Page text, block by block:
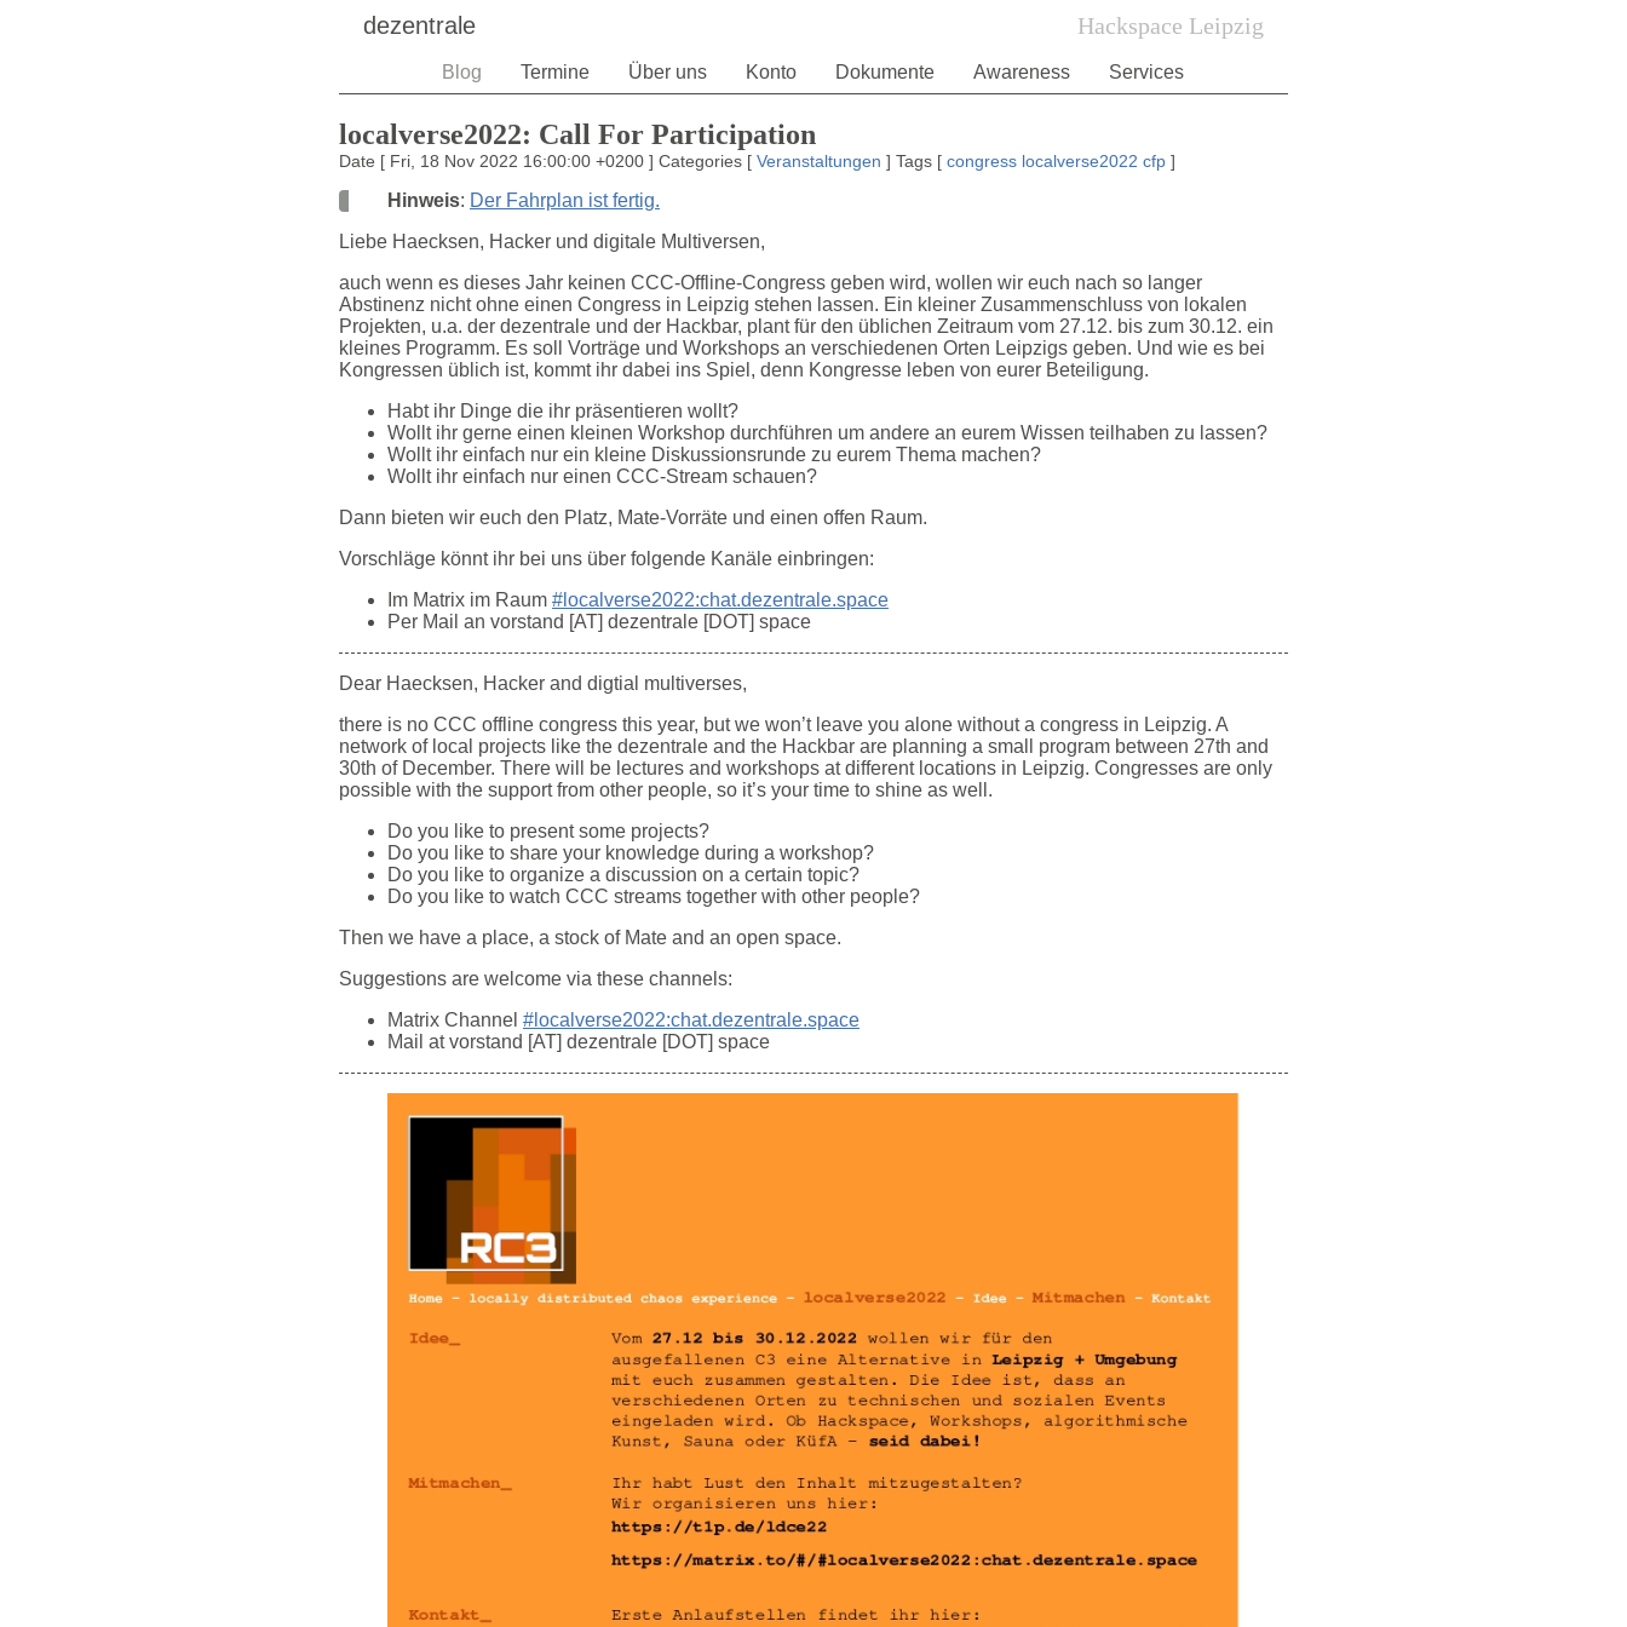
dezentrale Hackspace Leipzig
Blog Termine Über uns Konto Dokumente Awareness Services
localverse2022: Call For Participation
Date [ Fri, 18 Nov 2022 16:00:00 +0200 ] Categories[ Veranstaltungen ] Tags[ congress localverse2022 cfp]
Hinweis: Der Fahrplan ist fertig.
Liebe Haecksen, Hacker und digitale Multiversen,
auch wenn es dieses Jahr keinen CCC-Offline-Congress geben wird, wollen wir euch nach so langer
Abstinenz nicht ohne einen Congress in Leipzig stehen lassen. Ein kleiner Zusammenschluss von lokalen
Projekten, u.a. der dezentrale und der Hackbar, plant für den üblichen Zeitraum vom 27.12. bis zum 30.12. ein
kleines Programm. Es soll Vorträge und Workshops an verschiedenen Orten Leipzigs geben. Und wie es bei
Kongressen üblich ist, kommt ihr dabei ins Spiel, denn Kongresse leben von eurer Beteiligung.
Habt ihr Dinge die ihr präsentieren wollt?
Wollt ihr gerne einen kleinen Workshop durchführen um andere an eurem Wissen teilhaben zu lassen?
Wollt ihr einfach nur ein kleine Diskussionsrunde zu eurem Thema machen?
Wollt ihr einfach nur einen CCC-Stream schauen?
Dann bieten wir euch den Platz, Mate-Vorräte und einen offen Raum.
Vorschläge könnt ihr bei uns über folgende Kanäle einbringen:
Im Matrix im Raum #localverse2022:chat.dezentrale.space
Per Mail an vorstand [AT] dezentrale [DOT] space
Dear Haecksen, Hacker and digtial multiverses,
there is no CCC offline congress this year, but we won’t leave you alone without a congress in Leipzig. A
network of local projects like the dezentrale and the Hackbar are planning a small program between 27th and
30th of December. There will be lectures and workshops at different locations in Leipzig. Congresses are only
possible with the support from other people, so it’s your time to shine as well.
Do you like to present some projects?
Do you like to share your knowledge during a workshop?
Do you like to organize a discussion on a certain topic?
Do you like to watch CCC streams together with other people?
Then we have a place, a stock of Mate and an open space.
Suggestions are welcome via these channels:
Matrix Channel #localverse2022:chat.dezentrale.space
Mail at vorstand [AT] dezentrale [DOT] space